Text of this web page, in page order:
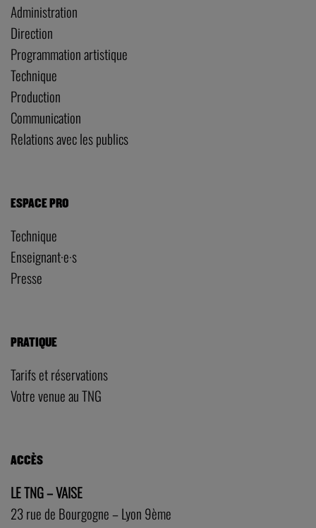
Administration
Direction
Programmation artistique
Technique
Production
Communication
Relations avec les publics
ESPACE PRO
Technique
Enseignant·e·s
Presse
PRATIQUE
Tarifs et réservations
Votre venue au TNG
ACCÈS
LE TNG – VAISE
23 rue de Bourgogne – Lyon 9ème